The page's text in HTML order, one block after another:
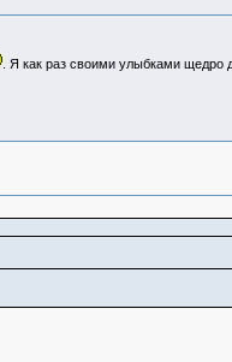
. Я как раз своими улыбками щедро